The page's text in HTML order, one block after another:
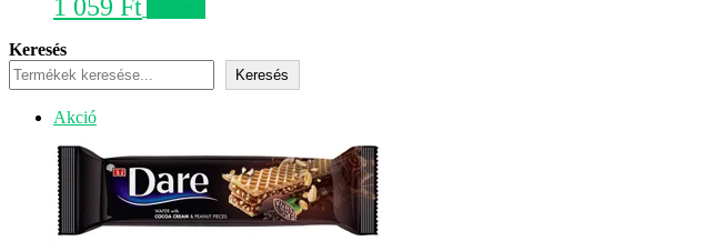
1 059 Ft
Keresés
Keresés
AkcióAkciós